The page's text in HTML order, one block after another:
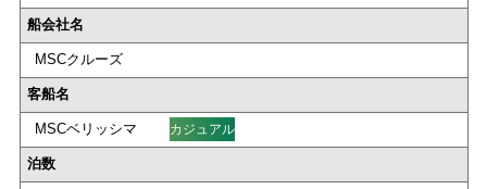
船会社名
MSCクルーズ
客船名
MSCベリッシマ カジュアル
泊数